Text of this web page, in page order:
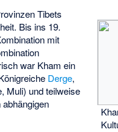
Tibets
Bis ins 19.
mit
war Kham ein
Derge,
Muli) und teilweise